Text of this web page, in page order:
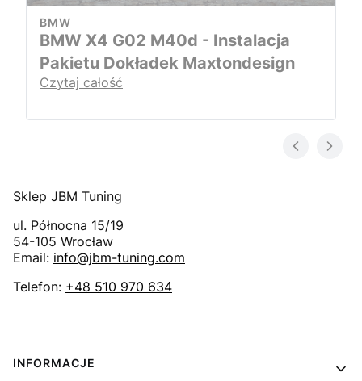
BMW
BMW X4 G02 M40d - Instalacja
Pakietu Dokładek Maxtondesign
Czytaj całość
Sklep JBM Tuning
ul. Północna 15/19
54-105 Wrocław
Email: info@jbm-tuning.com
Telefon: +48 510 970 634
Linki w stopce
INFORMACJE